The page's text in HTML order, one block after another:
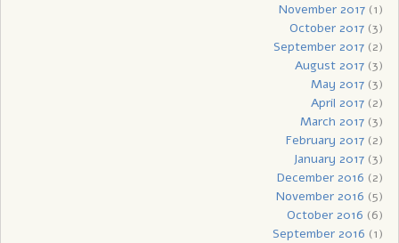
November 2017(1)
October 2017(3)
September 2017(2)
August 2017(3)
May 2017(3)
April 2017(2)
March 2017(3)
February 2017(2)
January 2017(3)
December 2016 (2)
November 2016 (5)
October 2016 (6)
September 2016 (1)